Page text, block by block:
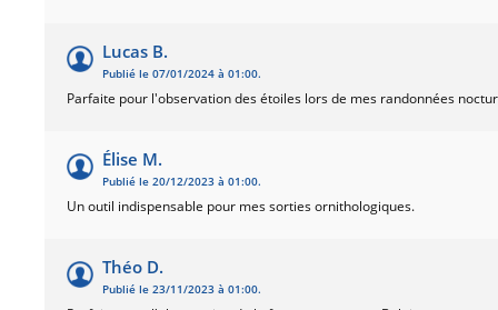
Lucas B.
Publié le 07/01/2024 à 01:00.
Parfaite pour l'observation des étoiles lors de mes randonnées
Élise M.
Publié le 20/12/2023 à 01:00.
Un outil indispensable pour mes sorties ornithologiques.
Théo D.
Publié le 23/11/2023 à 01:00.